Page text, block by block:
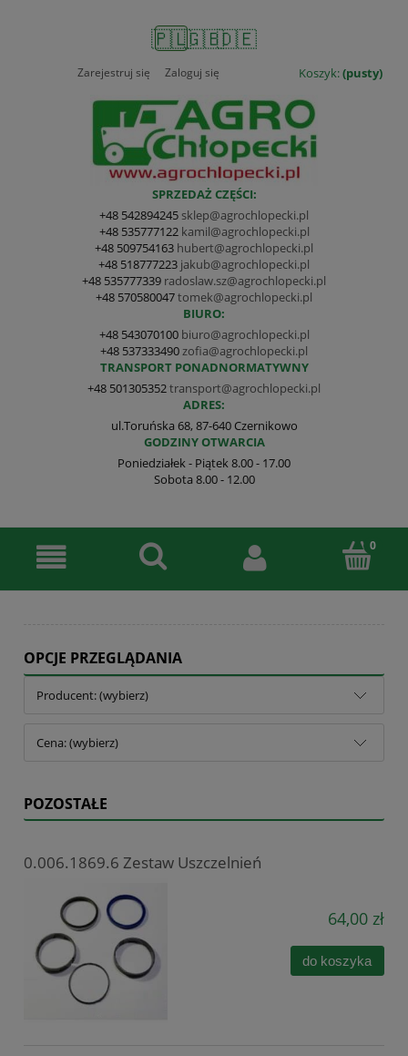
🇵🇱🇬🇧🇩🇪
Koszyk:(pusty)
Zarejestruj się Zaloguj się
SPRZEDAŻ CZĘŚCI:
+48 542894245 sklep@agrochlopecki.pl
+48 535777122 kamil@agrochlopecki.pl
+48 509754163 hubert@agrochlopecki.pl
+48 518777223 jakub@agrochlopecki.pl
+48 535777339 radoslaw.sz@agrochlopecki.pl
+48 570580047tomek@agrochlopecki.pl
BIURO:
+48 543070100 biuro@agrochlopecki.pl
+48 537333490 zofia@agrochlopecki.pl
TRANSPORT PONADNORMATYWNY
+48 501305352transport@agrochlopecki.pl
ADRES:
ul.Toruńska 68, 87-640 Czernikowo
GODZINY OTWARCIA
Poniedziałek - Piątek 8.00 - 17.00
Sobota 8.00 - 12.00
OPCJE PRZEGLĄDANIA
Producent: (wybierz)
Cena: (wybierz)
POZOSTAŁE
0.006.1869.6 Zestaw Uszczelnień
64,00 zł
do koszyka